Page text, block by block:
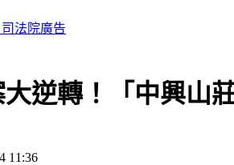
法院廣告
大逆轉！「中興
11:36